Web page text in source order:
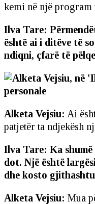
kemi në një program
Ilva Tare:
është ai i ditëve të
ndiqni, çfarë të
Alketa Vejsiu: Ai
patjetër ta ndjekësh
Ilva Tare: Ka shumë
dot. Një është
dhe kosto
Alketa Vejsiu: Mua